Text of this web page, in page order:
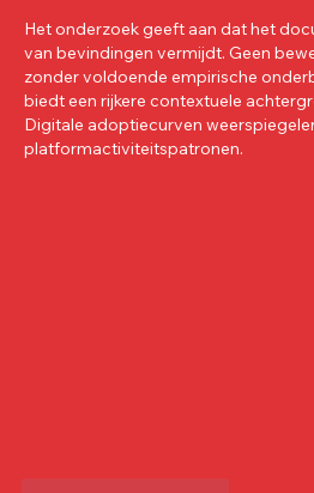
Het onderzoek geeft aan dat het
van bevindingen vermijdt. Geen
zonder voldoende empirische
biedt een rijkere contextuele
Digitale adoptiecurven
platformactiviteitspatronen.